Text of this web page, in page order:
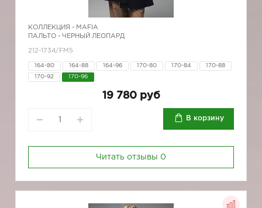
КОЛЛЕКЦИЯ - MAFIA
ПАЛЬТО - ЧЕРНЫЙ ЛЕОПАРД
212-1734/FM5
164-80 164-88 164-96 170-80 170-84 170-88
170-92 170-96
19 780 руб
В корзину
Читать отзывы 0